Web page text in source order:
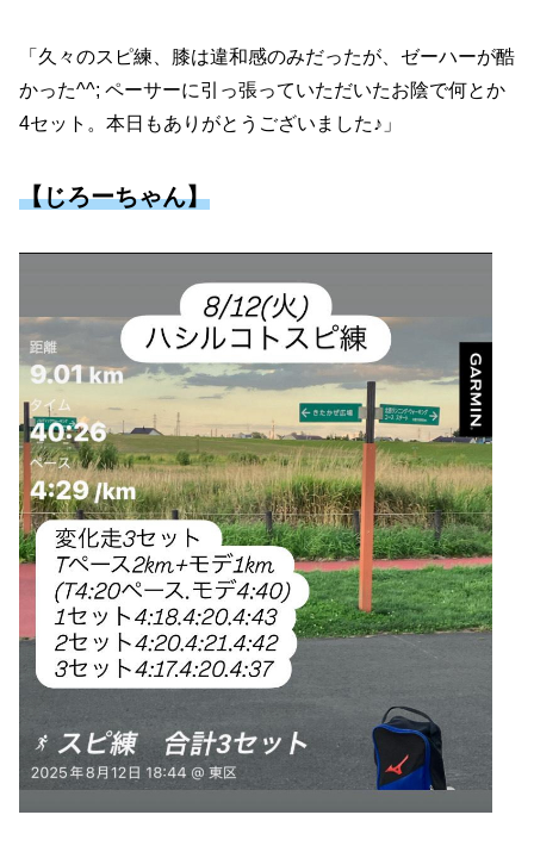
「久々のスピ練、膝は違和感のみだったが、ゼーハーが酷
かった^^; ペーサーに引っ張っていただいたお陰で何とか
4セット。本日もありがとうございました♪」
【じろーちゃん】